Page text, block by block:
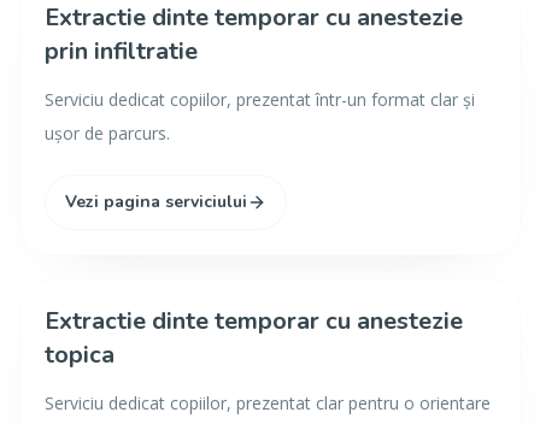
Extractie dinte temporar cu anestezie
prin infiltratie
Serviciu dedicat copiilor, prezentat într-un format clar și
ușor de parcurs.
Vezi pagina serviciului
Extractie dinte temporar cu anestezie
topica
Serviciu dedicat copiilor, prezentat clar pentru o orientare